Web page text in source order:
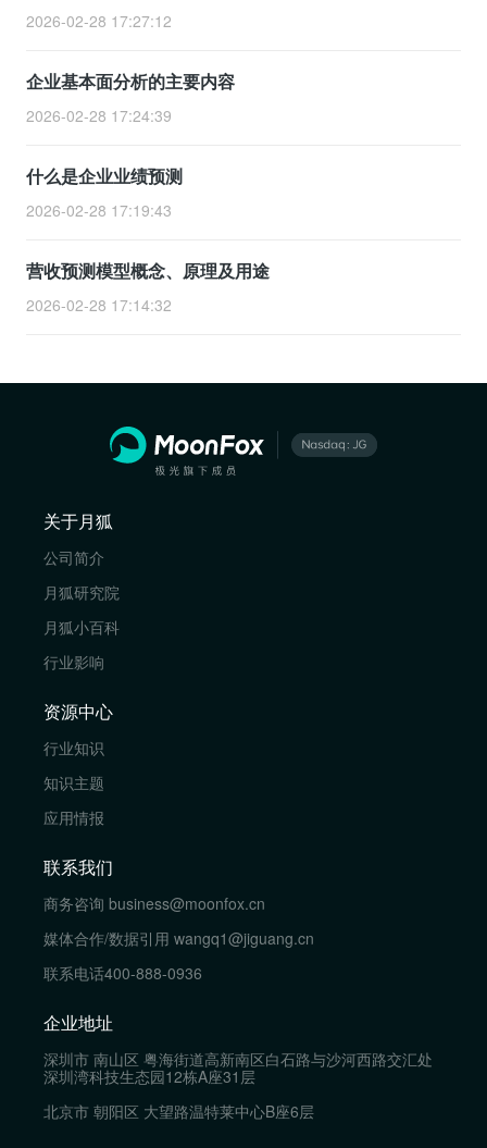
2026-02-28 17:27:12
企业基本面分析的主要内容
2026-02-28 17:24:39
什么是企业业绩预测
2026-02-28 17:19:43
营收预测模型概念、原理及用途
2026-02-28 17:14:32
关于月狐
公司简介
月狐研究院
月狐小百科
行业影响
资源中心
行业知识
知识主题
应用情报
联系我们
商务咨询 business@moonfox.cn
媒体合作/数据引用 wangq1@jiguang.cn
联系电话400-888-0936
企业地址
深圳市 南山区 粤海街道高新南区白石路与沙河西路交汇处
深圳湾科技生态园12栋A座31层
北京市 朝阳区 大望路温特莱中心B座6层